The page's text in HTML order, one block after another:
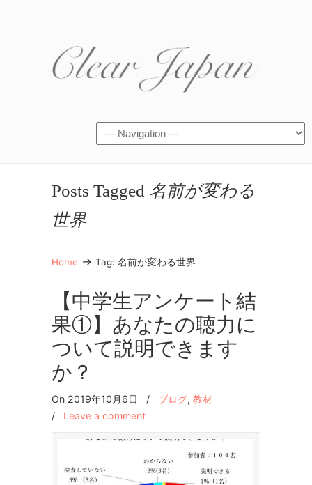
Posts Tagged 名前が変わる
世界
Home → Tag: 名前が変わる世界
【中学生アンケート結
果①】あなたの聴力に
ついて説明できます
か？
On 2019年10月6日 / ブログ, 教材
/ Leave a comment